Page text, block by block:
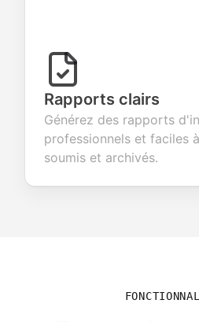
Rapports clairs
Générez des rapports
professionnels et faciles
soumis et archivés.